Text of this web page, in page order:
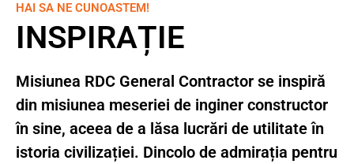
HAI SA NE CUNOASTEM!
INSPIRAȚIE
Misiunea RDC General Contractor se inspiră
din misiunea meseriei de inginer constructor
în sine, aceea de a lăsa lucrări de utilitate în
istoria civilizației. Dincolo de admirația pentru